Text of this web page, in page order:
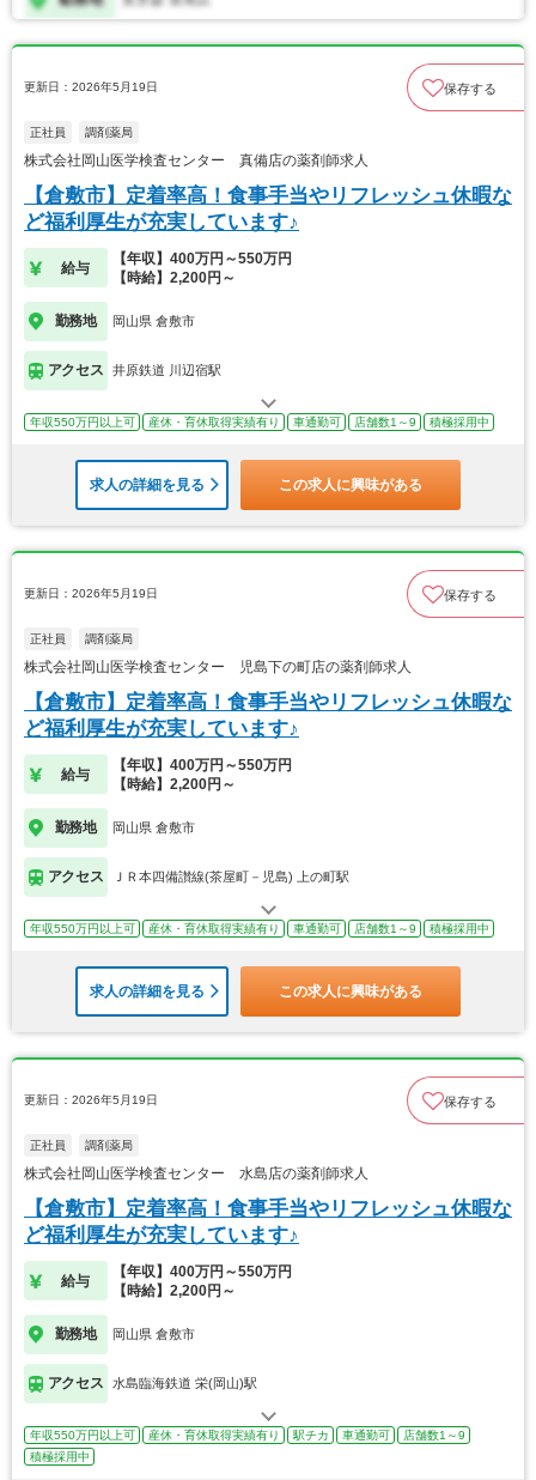
更新日：2026年5月19日 保存する
正社員 調剤薬局
株式会社岡山医学検査センター 真備店の薬剤師求人
【倉敷市】定着率高！食事手当やリフレッシュ休暇な
ど福利厚生が充実しています♪
給与
【年収】400万円～550万円
【時給】2,200円～
勤務地 岡山県 倉敷市
アクセス 井原鉄道 川辺宿駅
年収550万円以上可 産休・育休取得実績有り 車通勤可 店舗数1～9 積極採用中
求人の詳細を見る この求人に興味がある
更新日：2026年5月19日 保存する
正社員 調剤薬局
株式会社岡山医学検査センター 児島下の町店の薬剤師求人
【倉敷市】定着率高！食事手当やリフレッシュ休暇な
ど福利厚生が充実しています♪
給与
【年収】400万円～550万円
【時給】2,200円～
勤務地 岡山県 倉敷市
アクセス ＪＲ本四備讃線(茶屋町－児島) 上の町駅
年収550万円以上可 産休・育休取得実績有り 車通勤可 店舗数1～9 積極採用中
求人の詳細を見る この求人に興味がある
更新日：2026年5月19日 保存する
正社員 調剤薬局
株式会社岡山医学検査センター 水島店の薬剤師求人
【倉敷市】定着率高！食事手当やリフレッシュ休暇な
ど福利厚生が充実しています♪
給与
【年収】400万円～550万円
【時給】2,200円～
勤務地 岡山県 倉敷市
アクセス 水島臨海鉄道 栄(岡山)駅
年収550万円以上可 産休・育休取得実績有り 駅チカ 車通勤可
店舗数1～9
積極採用中